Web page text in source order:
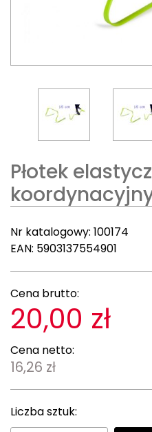
Płotek
Nr katalogowy: 100174
EAN: 5903137554901
Cena brutto:
20,00 zł
Cena netto:
16,26 zł
Liczba sztuk: